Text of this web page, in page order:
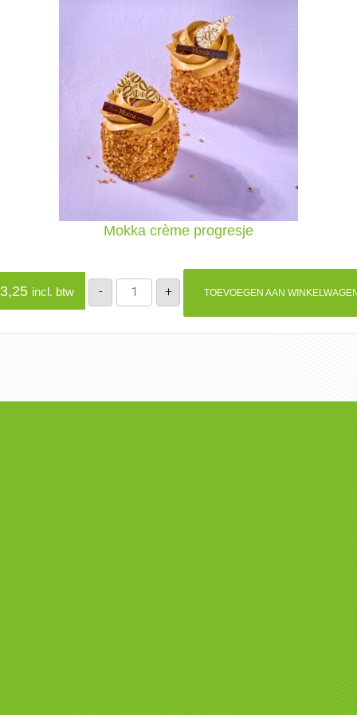
Mokka crème progresje
incl. btw -
Mokka
crème
progresje
+ TOEVOEGEN AAN